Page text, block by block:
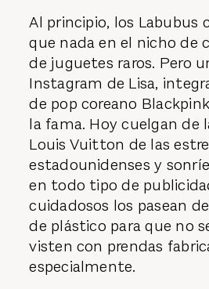
Al principio, los Labubus
que nada en el nicho de
de juguetes raros. Pero
Instagram de Lisa,
de pop coreano
la fama. Hoy cuelgan de
Louis Vuitton de las
estadounidenses y
en todo tipo de
cuidadosos los pasean
de plástico para que no
visten con prendas
especialmente.